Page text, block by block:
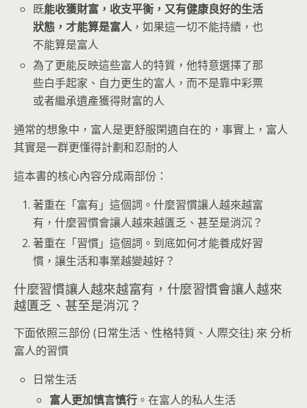
既能收獲財富，收支平衡，又有健康良好的生活
狀態，才能算是富人 ，如果這一切不能持續，也
不能算是富人
為了更能反映這些富人的特質，他特意選擇了那
些白手起家、自力更生的富人，而不是靠中彩票
或者繼承遺產獲得財富的人
通常的想象中，富人是更舒服閑適自在的，事實上，富人
其實是一群更懂得計劃和忍耐的人
這本書的核心內容分成兩部份：
著重在「富有」這個詞。什麼習慣讓人越來越富
有，什麼習慣會讓人越來越匱乏、甚至是消沉？
著重在「習慣」這個詞。到底如何才能養成好習
慣，讓生活和事業越變越好？
什麼習慣讓人越來越富有，什麼習慣會讓人越來
越匱乏、甚至是消沉？
下面依照三部份 (日常生活、性格特質、人際交往) 來 分析
富人的習慣
日常生活
富人更加慎言慎行 。在富人的私人生活